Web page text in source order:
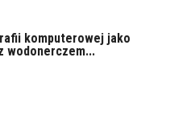
komputerowej jako
wodonerczem...